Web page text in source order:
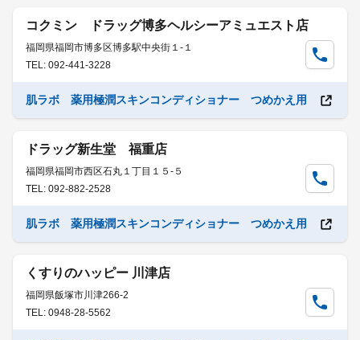
コクミン ドラッグ博多ヘルシーアミュエスト店
福岡県福岡市博多区博多駅中央街１-１
TEL: 092-441-3228
肌ラボ 薬用極潤スキンコンディショナー つめかえ用
ドラッグ新生堂 福重店
福岡県福岡市西区石丸１丁目１５-５
TEL: 092-882-2528
肌ラボ 薬用極潤スキンコンディショナー つめかえ用
くすりのハッピー 川津店
福岡県飯塚市川津266-2
TEL: 0948-28-5562